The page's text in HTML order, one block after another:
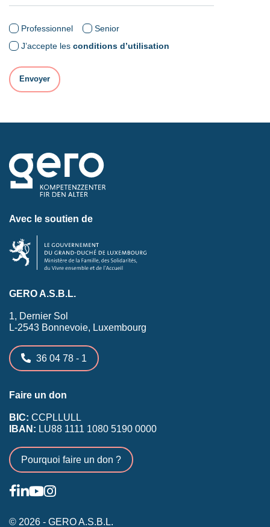
Professionnel
Senior
J’accepte les conditions d’utilisation
Avec le soutien de
GERO A.S.B.L.
1, Dernier Sol
L-2543 Bonnevoie, Luxembourg
36 04 78 - 1
Faire un don
BIC: CCPLLULL
IBAN: LU88 1111 1080 5190 0000
Pourquoi faire un don ?
© 2026 - GERO A.S.B.L.